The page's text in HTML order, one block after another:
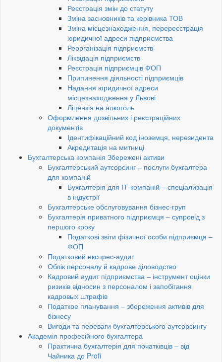
Реєстрація змін до статуту
Зміна засновників та керівника ТОВ
Зміна місцезнаходження, перереєстрація
юридичної адреси підприємства
Реорганізація підприємств
Ліквідація підприємств
Реєстрація підприємців ФОП
Припинення діяльності підприємців
Надання юридичної адреси
місцезнаходження у Львові
Ліцензія на алкоголь
Оформлення дозвільних і реєстраційних
документів
Ідентифікаційний код іноземця, нерезидента
Акредитація на митниці
Бухгалтерська компанія Збережені активи
Бухгалтерський аутсорсинг – послуги бухгалтера
для компаній
Бухгалтерія для ІТ-компаній – спеціализація
в індустрії
Бухгалтерське обслуговування бізнес-груп
Бухгалтерія приватного підприємця – супровід з
першого кроку
Податкові звіти фізичної особи підприємця –
ФОП
Податковий експрес-аудит
Облік персоналу й кадрове діловодство
Кадровий аудит підприємства – інструмент оцінки
ризиків відносин з персоналом і запобігання
кадровых штрафів
Податкое планування – збереження активів для
бізнесу
Вигоди та переваги бухгалтерського аутсорсингу
Академія професійного бухгалтера
Практична бухгалтерія для початківців – від
Чайника до Profi